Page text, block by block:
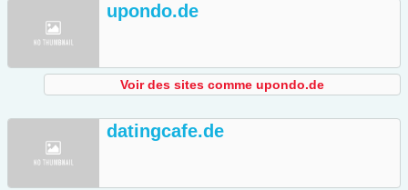
upondo.de
Voir des sites comme upondo.de
datingcafe.de